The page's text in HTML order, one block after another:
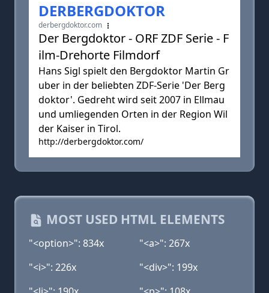
DERBERGDOKTOR
derbergdoktor.com
Der Bergdoktor - ORF ZDF Serie - F
ilm-Drehorte Filmdorf
Hans Sigl spielt den Bergdoktor Martin Gr
uber in der beliebten ZDF-Serie 'Der Berg
doktor'. Gedreht wird seit 2007 in Ellmau
und umliegenden Orten in der Region Wil
der Kaiser in Tirol.
http://derbergdoktor.com/
MOST USED HTML ELEMENTS
"<option>": 834x
"<a>": 267x
"<i>": 226x
"<div>": 199x